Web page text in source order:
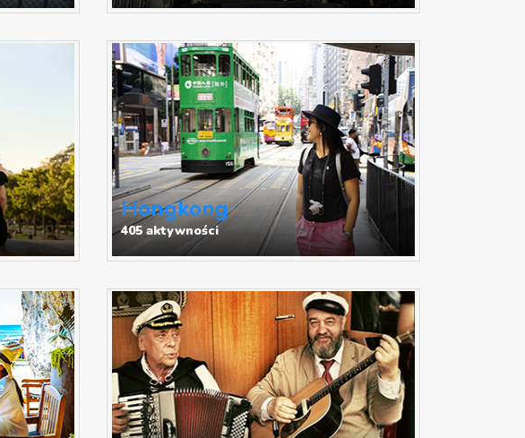
Hongkong
405 aktywności